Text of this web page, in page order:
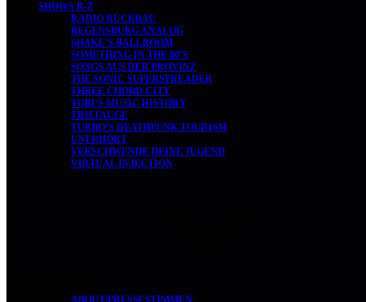
SHOWS R-Z
RADIO RÜCKBAU
REGENSBURG ANALOG
SHAKE’S BALLROOM
SOMETHING IN THE 80’S
SONGS AUS DER PROVINZ
THE SONIC SUPERSPREADER
THREE CHORD CITY
TOBI’S MUSIC HISTORY
TRIEFAUGE
TURBO’S DEATHPUNK TOURISM
UNERHÖRT
VERSCHWENDE DEINE JUGEND
VIRTUAL INJECTION
ABOUT/PRESSESTIMMEN